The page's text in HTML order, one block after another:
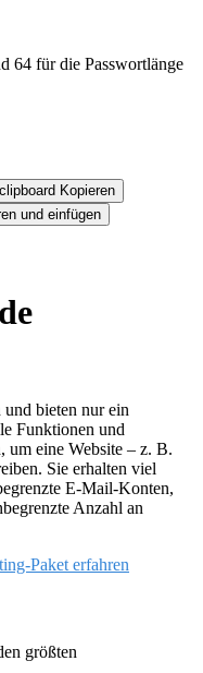
64 für die Passwortlänge
Kopieren
und einfügen
bieten nur ein
Funktionen und
um eine Website – z. B.
Sie erhalten viel
E-Mail-Konten,
Anzahl an
Paket erfahren
größten